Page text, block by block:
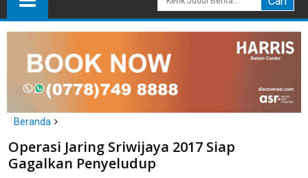
Beranda
Operasi Jaring Sriwijaya 2017 Siap Gagalkan Penyeludup
Operasi Jaring Sriwijaya 2017 Siap
Gagalkan Penyeludup